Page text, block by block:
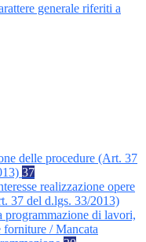
generale riferiti a
delle procedure (Art. 37
37
realizzazione opere
37 del d.lgs. 33/2013)
di lavori,
forniture / Mancata